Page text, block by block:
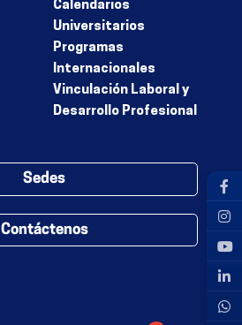
Calendarios
Universitarios
Programas
Internacionales
Vinculación Laboral y
Desarrollo Profesional
Sedes
Contáctenos